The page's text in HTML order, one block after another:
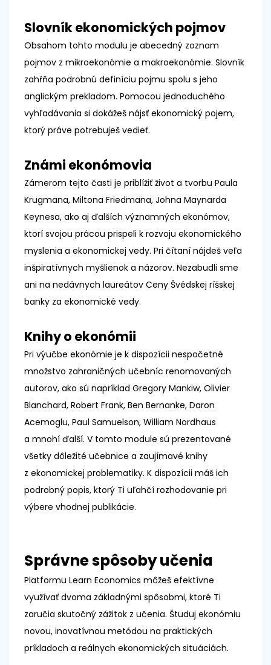
Slovník ekonomických pojmov
Obsahom tohto modulu je abecedný zoznam
pojmov z mikroekonómie a makroekonómie. Slovník
zahŕňa podrobnú definíciu pojmu spolu s jeho
anglickým prekladom. Pomocou jednoduchého
vyhľadávania si dokážeš nájsť ekonomický pojem,
ktorý práve potrebuješ vedieť.
Známi ekonómovia
Zámerom tejto časti je priblížiť život a tvorbu Paula
Krugmana, Miltona Friedmana, Johna Maynarda
Keynesa, ako aj ďalších významných ekonómov,
ktorí svojou prácou prispeli k rozvoju ekonomického
myslenia a ekonomickej vedy. Pri čítaní nájdeš veľa
inšpiratívnych myšlienok a názorov. Nezabudli sme
ani na nedávnych laureátov Ceny Švédskej ríšskej
banky za ekonomické vedy.
Knihy o ekonómii
Pri výučbe ekonómie je k dispozícii nespočetné
množstvo zahraničných učebníc renomovaných
autorov, ako sú napríklad Gregory Mankiw, Olivier
Blanchard, Robert Frank, Ben Bernanke, Daron
Acemoglu, Paul Samuelson, William Nordhaus
a mnohí ďalší. V tomto module sú prezentované
všetky dôležité učebnice a zaujímavé knihy
z ekonomickej problematiky. K dispozícii máš ich
podrobný popis, ktorý Ti uľahčí rozhodovanie pri
výbere vhodnej publikácie.
Správne spôsoby učenia
Platformu Learn Economics môžeš efektívne
využívať dvoma základnými spôsobmi, ktoré Ti
zaručia skutočný zážitok z učenia. Študuj ekonómiu
novou, inovatívnou metódou na praktických
príkladoch a reálnych ekonomických situáciách.